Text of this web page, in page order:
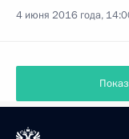
4 июня 2016 года,